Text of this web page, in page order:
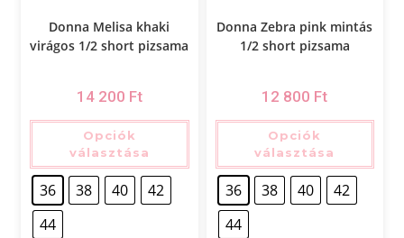
Donna Melisa khaki
virágos 1/2 short pizsama
14 200 Ft
Opciók
választása
36 38 40
42
44
Donna Zebra pink mintás
1/2 short pizsama
12 800 Ft
Opciók
választása
36 38 40
42
44